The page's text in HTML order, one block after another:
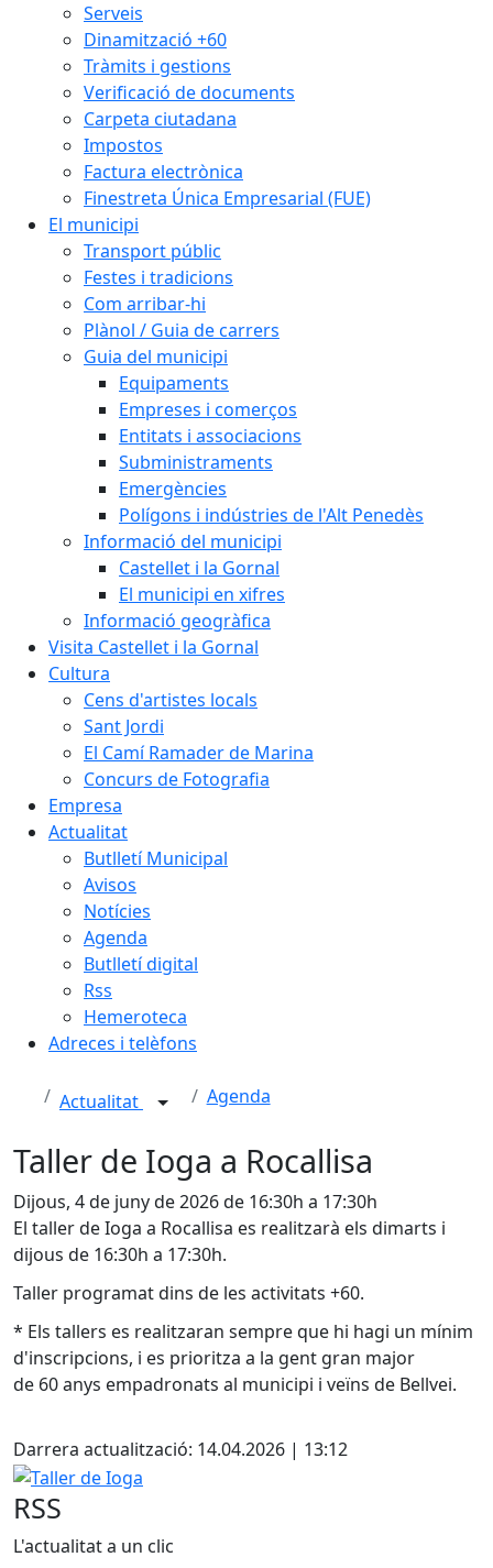
Serveis
Dinamització +60
Tràmits i gestions
Verificació de documents
Carpeta ciutadana
Impostos
Factura electrònica
Finestreta Única Empresarial (FUE)
El municipi
Transport públic
Festes i tradicions
Com arribar-hi
Plànol / Guia de carrers
Guia del municipi
Equipaments
Empreses i comerços
Entitats i associacions
Subministraments
Emergències
Polígons i indústries de l'Alt Penedès
Informació del municipi
Castellet i la Gornal
El municipi en xifres
Informació geogràfica
Visita Castellet i la Gornal
Cultura
Cens d'artistes locals
Sant Jordi
El Camí Ramader de Marina
Concurs de Fotografia
Empresa
Actualitat
Butlletí Municipal
Avisos
Notícies
Agenda
Butlletí digital
Rss
Hemeroteca
Adreces i telèfons
Actualitat Agenda
Taller de Ioga a Rocallisa
Dijous, 4 de juny de 2026 de 16:30h a 17:30h
El taller de Ioga a Rocallisa es realitzarà els dimarts i
dijous de 16:30h a 17:30h.
Taller programat dins de les activitats +60.
* Els tallers es realitzaran sempre que hi hagi un mínim
d'inscripcions, i es prioritza a la gent gran major
de 60 anys empadronats al municipi i veïns de Bellvei.
Darrera actualització: 14.04.2026 | 13:12
Taller de Ioga
RSS
L'actualitat a un clic